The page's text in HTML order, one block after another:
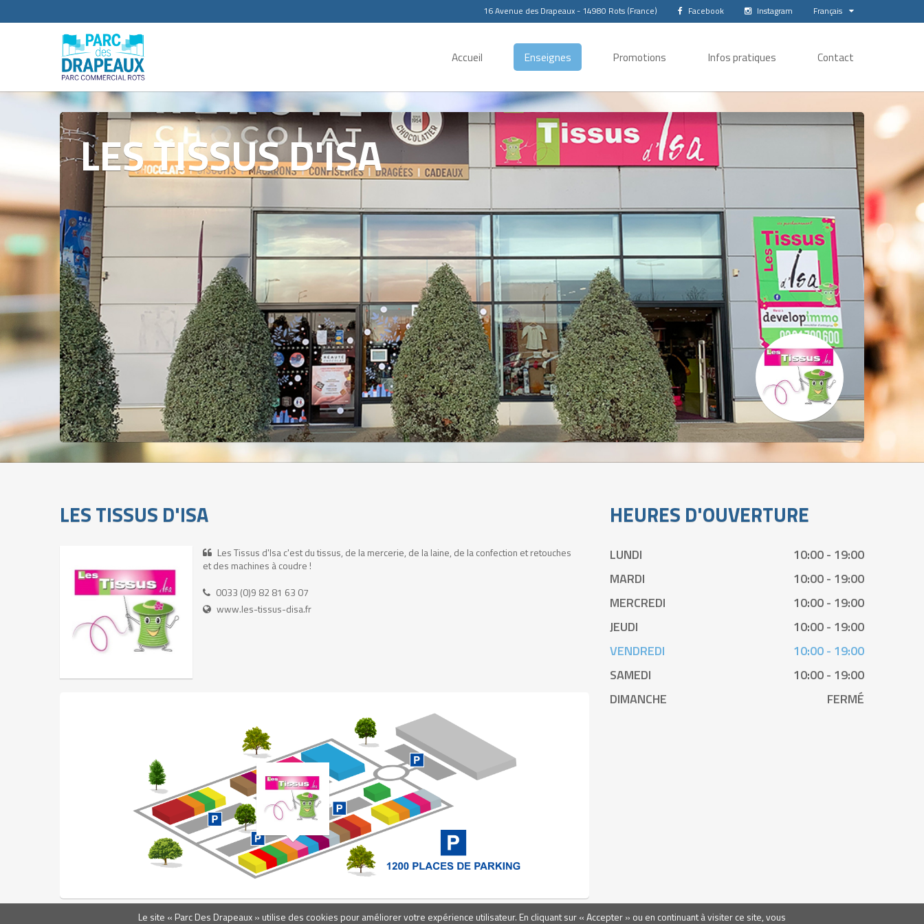
Le site « Parc Des Drapeaux » utilise des cookies pour améliorer votre expérience utilisateur. En cliquant sur « Accepter » ou en continuant à visiter ce site, vous
Français
Instagram
Facebook
16 Avenue des Drapeaux - 14980 Rots (France)
Accueil Enseignes Promotions Infos pratiques Contact
LES TISSUS D'ISA
LES TISSUS D'ISA
Les Tissus d'Isa c'est du tissus, de la mercerie, de la laine, de la confection et retouches
et des machines à coudre !
0033 (0)9 82 81 63 07
www.les-tissus-disa.fr
HEURES D'OUVERTURE
LUNDI
10:00 - 19:00
MARDI
10:00 - 19:00
MERCREDI
10:00 - 19:00
JEUDI
10:00 - 19:00
VENDREDI
10:00 - 19:00
SAMEDI
10:00 - 19:00
DIMANCHE
FERMÉ